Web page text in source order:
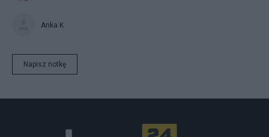
Anka K
Napisz notkę